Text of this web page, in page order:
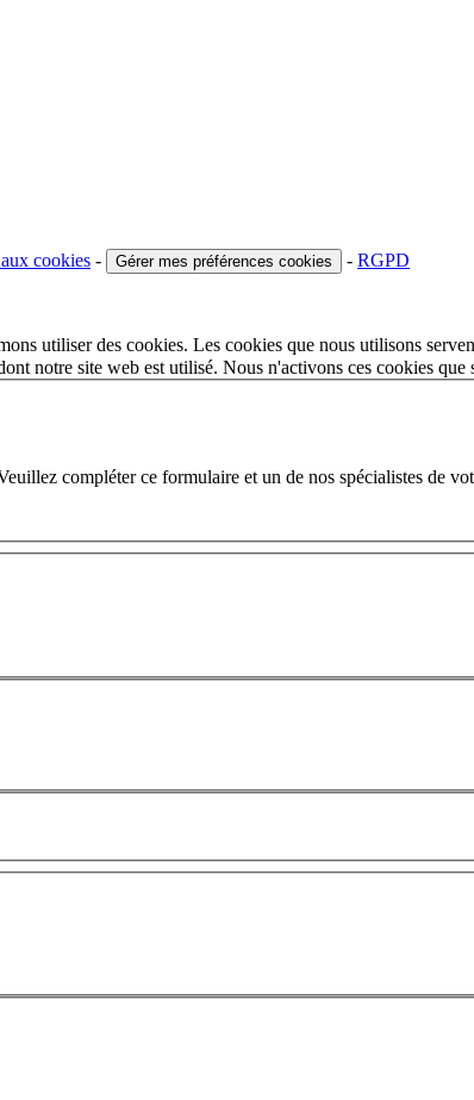
cookies - Gérer mes préférences cookies - RGPD
utiliser des cookies. Les cookies que nous utilisons
notre site web est utilisé. Nous n'activons ces cookies
compléter ce formulaire et un de nos spécialistes de